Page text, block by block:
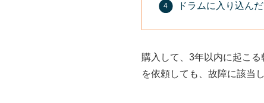
ドラムに入り込ん
購入して、3年以内に起こ
を依頼しても、故障に該当